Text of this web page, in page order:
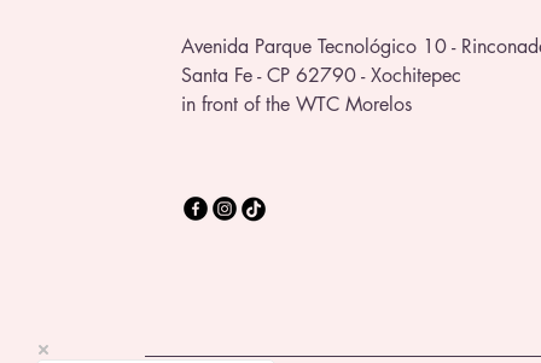
Avenida Parque Tecnológico 10 -
Santa Fe - CP 62790 - Xochitepec
in front of the WTC Morelos